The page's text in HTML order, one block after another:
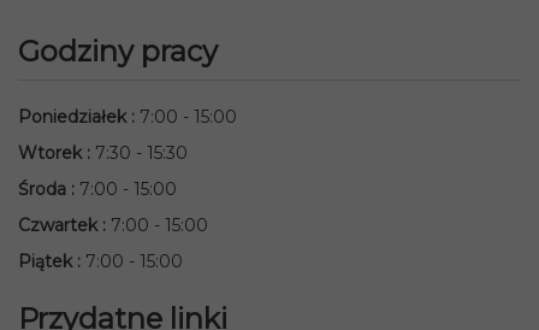
Godziny pracy
Poniedziałek: 7:00 - 15:00
Wtorek: 7:30 - 15:30
Środa : 7:00 - 15:00
Czwartek: 7:00 - 15:00
Piątek: 7:00 - 15:00
Przydatne linki